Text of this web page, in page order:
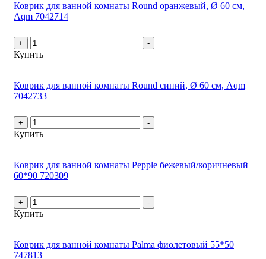
Коврик для ванной комнаты Round оранжевый, Ø 60 см,
Aqm 7042714
+ -
Купить
Коврик для ванной комнаты Round синий, Ø 60 см, Aqm
7042733
+ -
Купить
Коврик для ванной комнаты Pepple бежевый/коричневый
60*90 720309
+ -
Купить
Коврик для ванной комнаты Palma фиолетовый 55*50
747813